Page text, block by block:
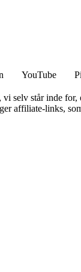
YouTube
selv står inde
affiliate-links,